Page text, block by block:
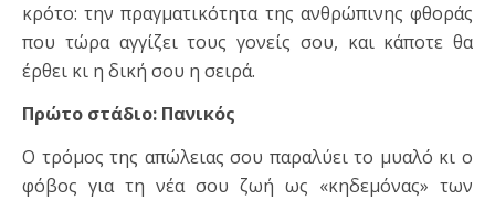
κρότο: την πραγματικότητα της ανθρώπινης φθοράς
που τώρα αγγίζει τους γονείς σου, και κάποτε θα
έρθει κι η δική σου η σειρά.
Πρώτο στάδιο: Πανικός
Ο τρόμος της απώλειας σου παραλύει το μυαλό κι ο
φόβος για τη νέα σου ζωή ως «κηδεμόνας» των